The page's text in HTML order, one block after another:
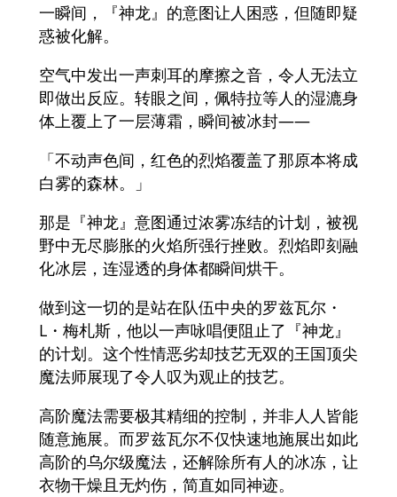
一瞬间，『神龙』的意图让人困惑，但随即疑
惑被化解。
空气中发出一声刺耳的摩擦之音，令人无法立
即做出反应。转眼之间，佩特拉等人的湿漉身
体上覆上了一层薄霜，瞬间被冰封——
「不动声色间，红色的烈焰覆盖了那原本将成
白雾的森林。」
那是『神龙』意图通过浓雾冻结的计划，被视
野中无尽膨胀的火焰所强行挫败。烈焰即刻融
化冰层，连湿透的身体都瞬间烘干。
做到这一切的是站在队伍中央的罗兹瓦尔・
L・梅札斯，他以一声咏唱便阻止了『神龙』
的计划。这个性情恶劣却技艺无双的王国顶尖
魔法师展现了令人叹为观止的技艺。
高阶魔法需要极其精细的控制，并非人人皆能
随意施展。而罗兹瓦尔不仅快速地施展出如此
高阶的乌尔级魔法，还解除所有人的冰冻，让
衣物干燥且无灼伤，简直如同神迹。